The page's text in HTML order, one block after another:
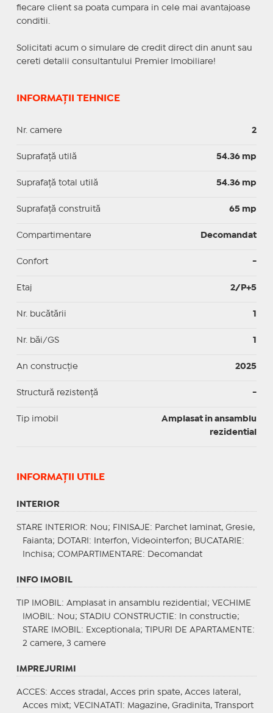
fiecare client sa poata cumpara in cele mai avantajoase
conditii.
Solicitati acum o simulare de credit direct din anunt sau
cereti detalii consultantului Premier Imobiliare!
INFORMAȚII TEHNICE
Nr. camere 2
Suprafaţă utilă 54.36 mp
Suprafaţă total utilă 54.36 mp
Suprafaţă construită 65 mp
Compartimentare Decomandat
Confort -
Etaj 2/P+5
Nr. bucătării 1
Nr. băi/GS 1
An construcție 2025
Structură rezistență -
Tip imobil
Amplasat in ansamblu
rezidential
INFORMAŢII UTILE
INTERIOR
STARE INTERIOR: Nou; FINISAJE : Parchet laminat, Gresie,
Faianta;
DOTARI : Interfon, Videointerfon; BUCATARIE :
Inchisa; COMPARTIMENTARE : Decomandat
INFO IMOBIL
TIP IMOBIL : Amplasat in ansamblu rezidential; VECHIME
IMOBIL : Nou; STADIU CONSTRUCTIE : In constructie;
STARE IMOBIL : Exceptionala; TIPURI DE APARTAMENTE :
2 camere, 3 camere
IMPREJURIMI
ACCES: Acces stradal, Acces prin spate, Acces lateral,
Acces mixt; VECINATATI : Magazine, Gradinita, Transport